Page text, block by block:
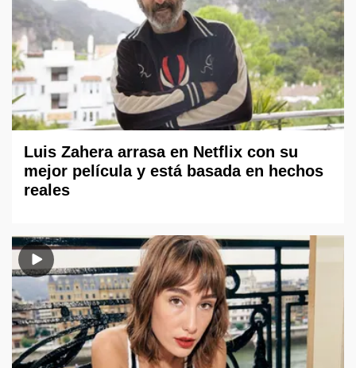
Luis Zahera arrasa en Netflix con su
mejor película y está basada en hechos
reales